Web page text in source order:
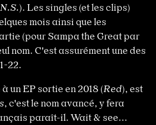
). Les singles (et les clips)
mois ainsi que les
(pour Sampa the Great par
nom. C'est assurément une des
22.
un EP sortie en 2018 (Red), est
, c'est le nom avancé, y fera
paraît-il. Wait & see...